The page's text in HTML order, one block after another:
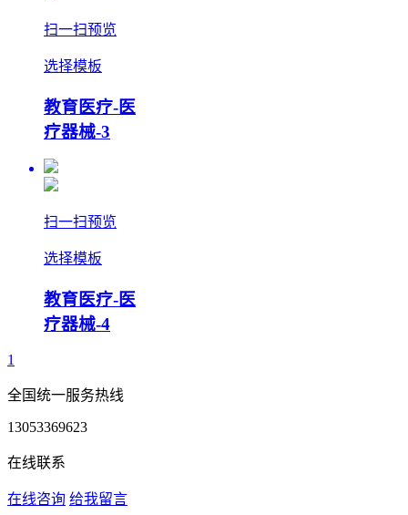
扫一扫预览
选择模板
教育医疗-医
疗器械-3
扫一扫预览
选择模板
教育医疗-医
疗器械-4
1
全国统一服务热线
13053369623
在线联系
在线咨询 给我留言